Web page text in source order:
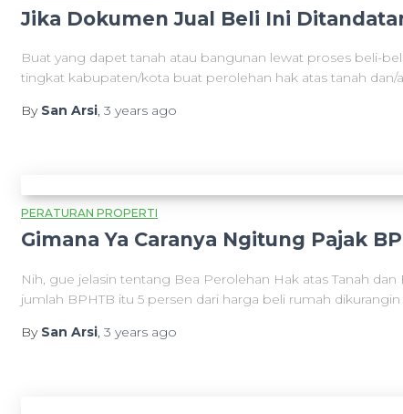
Jika Dokumen Jual Beli Ini
Buat yang dapet tanah atau bangunan lewat proses beli-
tingkat kabupaten/kota buat perolehan hak atas tanah
By San Arsi, 3 years ago
PERATURAN PROPERTI
Gimana Ya Caranya Ngitung Pajak
Nih, gue jelasin tentang Bea Perolehan Hak atas Tanah
jumlah BPHTB itu 5 persen dari harga beli rumah
By San Arsi 3 years ago